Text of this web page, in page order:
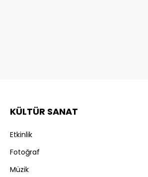
KÜLTÜR SANAT
Etkinlik
Fotoğraf
Müzik